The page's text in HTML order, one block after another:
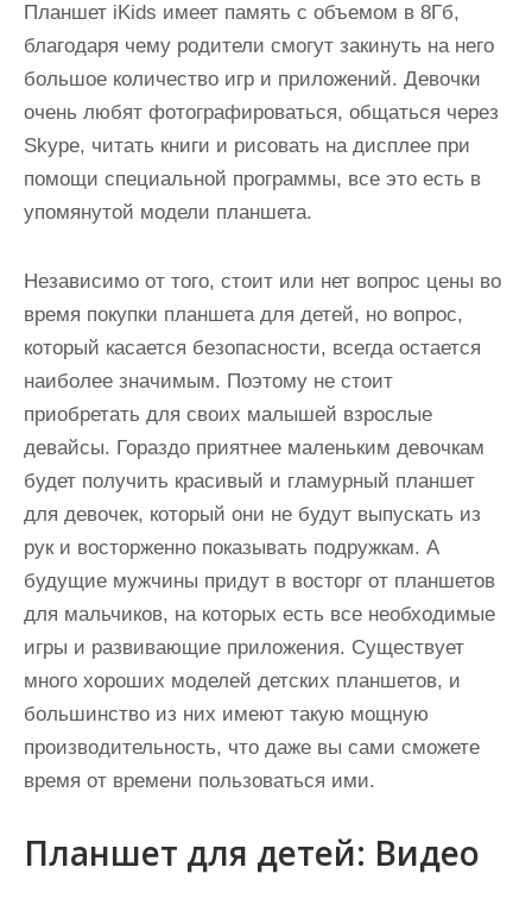
Планшет iKids имеет память с объемом в 8Гб,
благодаря чему родители смогут закинуть на него
большое количество игр и приложений. Девочки
очень любят фотографироваться, общаться через
Skype, читать книги и рисовать на дисплее при
помощи специальной программы, все это есть в
упомянутой модели планшета.
Независимо от того, стоит или нет вопрос цены во
время покупки планшета для детей, но вопрос,
который касается безопасности, всегда остается
наиболее значимым. Поэтому не стоит
приобретать для своих малышей взрослые
девайсы. Гораздо приятнее маленьким девочкам
будет получить красивый и гламурный планшет
для девочек, который они не будут выпускать из
рук и восторженно показывать подружкам. А
будущие мужчины придут в восторг от планшетов
для мальчиков, на которых есть все необходимые
игры и развивающие приложения. Существует
много хороших моделей детских планшетов, и
большинство из них имеют такую мощную
производительность, что даже вы сами сможете
время от времени пользоваться ими.
Планшет для детей: Видео